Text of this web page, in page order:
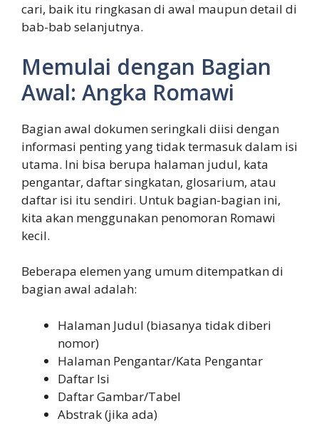
cari, baik itu ringkasan di awal maupun detail di
bab-bab selanjutnya.
Memulai dengan Bagian
Awal: Angka Romawi
Bagian awal dokumen seringkali diisi dengan
informasi penting yang tidak termasuk dalam isi
utama. Ini bisa berupa halaman judul, kata
pengantar, daftar singkatan, glosarium, atau
daftar isi itu sendiri. Untuk bagian-bagian ini,
kita akan menggunakan penomoran Romawi
kecil.
Beberapa elemen yang umum ditempatkan di
bagian awal adalah:
Halaman Judul (biasanya tidak diberi
nomor)
Halaman Pengantar/Kata Pengantar
Daftar Isi
Daftar Gambar/Tabel
Abstrak (jika ada)